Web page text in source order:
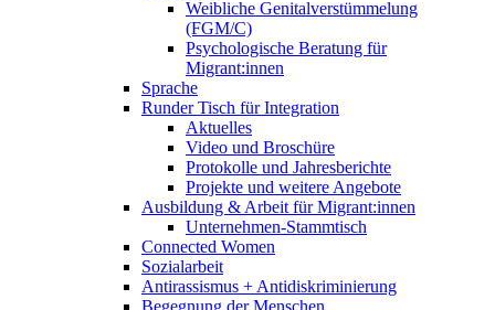
Weibliche Genitalverstümmelung
(FGM/C)
Psychologische Beratung für
Migrant:innen
Sprache
Runder Tisch für Integration
Aktuelles
Video und Broschüre
Protokolle und Jahresberichte
Projekte und weitere Angebote
Ausbildung & Arbeit für Migrant:innen
Unternehmen-Stammtisch
Connected Women
Sozialarbeit
Antirassismus + Antidiskriminierung
Begegnung der Menschen